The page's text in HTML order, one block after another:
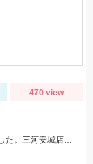
470 view
遠征2日目は大鮎狙い！超渇水なので徹底的に泳がせました。三河安城店スタッフ岩崎釣行